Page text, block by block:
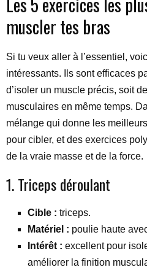
muscler tes bras
Si tu veux aller à l’essentiel,
intéressants. Ils sont efficaces
d’isoler un muscle précis, soit
musculaires en même temps.
mélange qui donne les
pour cibler, et des exercices
de la vraie masse et de la force.
1. Triceps déroulant
Cible : triceps.
Matériel : poulie haute
Intérêt : excellent pour
améliorer la finition